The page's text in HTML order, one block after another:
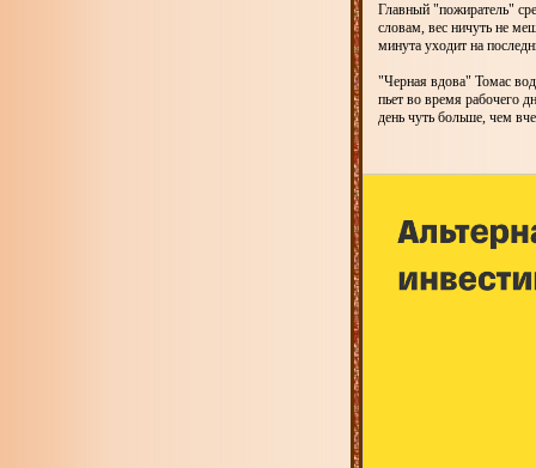
Главный "пожиратель"
словам, вес ничуть не
минута уходит на
"Черная вдова" Томас
пьет во время рабочего
день чуть больше, чем